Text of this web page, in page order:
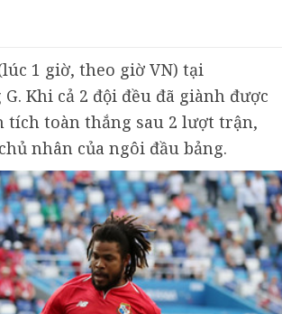
1 giờ, theo giờ VN) tại
Khi cả 2 đội đều đã giành được
tích toàn thắng sau 2 lượt trận,
nhân của ngôi đầu bảng.